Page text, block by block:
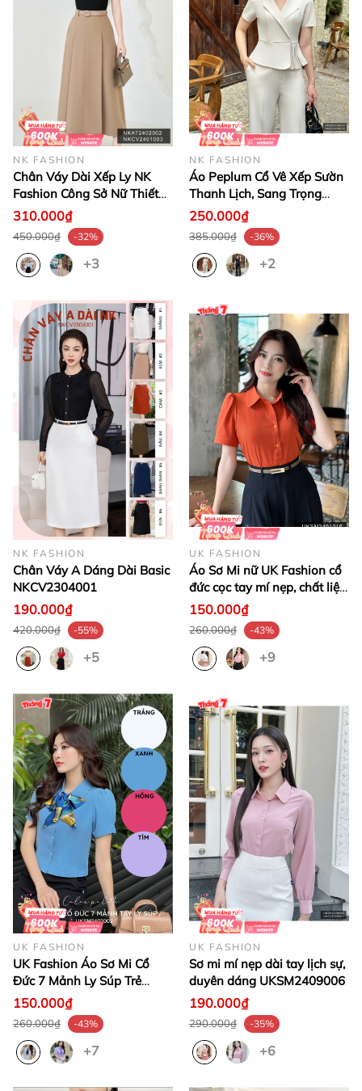
NK FASHION
Chân Váy Dài Xếp Ly NK
Fashion Công Sở Nữ Thiết
Kế Basic Sang Trọng, Chất
Liệu Vải Nhập Hàn Co Giãn,
Mềm Mịn NKCV2401003
310.000₫
450.000₫ -32%
+3
NK FASHION
Áo Peplum Cổ Vê Xếp Sườn
Thanh Lịch, Sang Trọng
NKSM2409009 ( Ko kèm
QU/CV/PK)
250.000₫
385.000₫ -36%
+2
NK FASHION
Chân Váy A Dáng Dài Basic
NKCV2304001
190.000₫
420.000₫ -55%
+5
UK FASHION
Áo Sơ Mi nữ UK Fashion cổ
đức cọc tay mí nẹp, chất liệu
lụa không nhăn
UKSM2401016
150.000₫
260.000₫ -43%
+9
UK FASHION
UK Fashion Áo Sơ Mi Cổ
Đức 7 Mảnh Ly Súp Trẻ
Trung, Nữ Tính
UKSM2402002
150.000₫
260.000₫ -43%
+7
UK FASHION
Sơ mi mí nẹp dài tay lịch sự,
duyên dáng UKSM2409006
190.000₫
290.000₫ -35%
+6